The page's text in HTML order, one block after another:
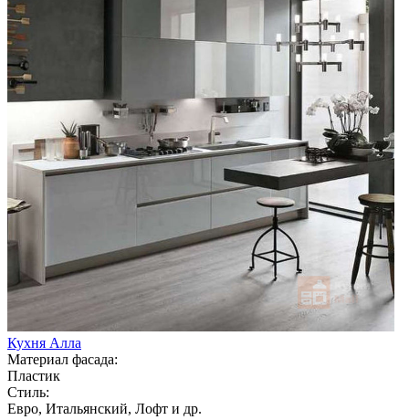
Кухня Алла
Материал фасада:
Пластик
Стиль:
Евро, Итальянский, Лофт и др.